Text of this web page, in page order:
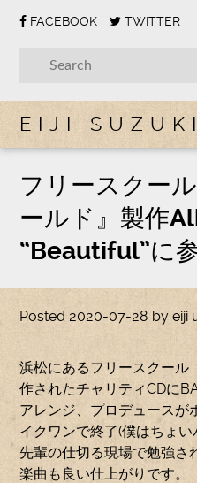
FACEBOOK TWITTER
EIJI SUZUKI
フリースクー
ールド』製作
“Beautiful”に
Posted2020-07-28 byeiji
浜松にあるフリースクール
作されたチャリティCDに
アレンジ、プロデュースが
イクワンで終了(僕はちょい
先輩の仕切る現場で勉強さ
楽曲も良い仕上がりです。